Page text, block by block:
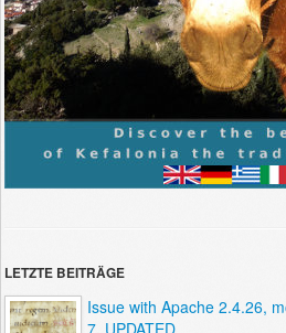
LETZTE BEITRÄGE
Issue with Apache 2.4.26,